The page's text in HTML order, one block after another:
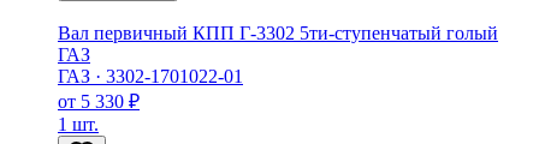
Вал первичный КПП Г-3302 5ти-ступенчатый голый
ГАЗ
ГАЗ · 3302-1701022-01
от 5 330 ₽
1 шт.